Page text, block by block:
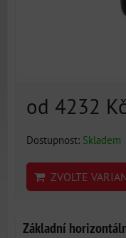
od 4232 Kč
Dostupnost: Skladem
ZVOLTE
Základní